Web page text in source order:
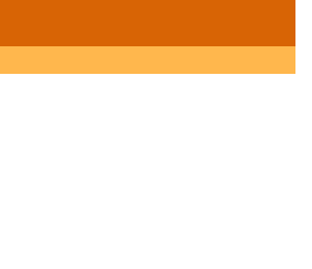
THIỀN TÔNG ĐẶC BIỆT - P14 -